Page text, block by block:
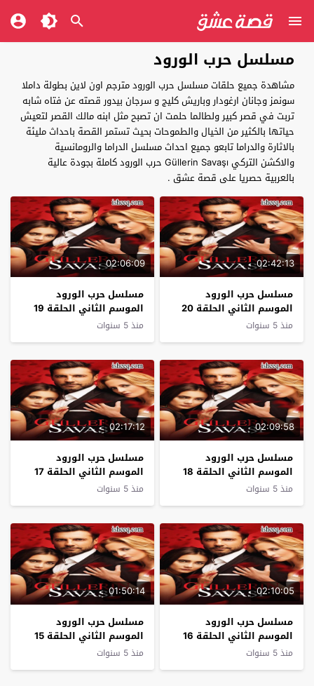
مسلسل حرب الورود
مشاهدة جميع حلقات مسلسل حرب الورود مترجم اون لاين بطولة داملا
سونمز وجانان ارغودار وباريش كليج و سرجان بيدور قصته عن فتاه شابه
تربت في قصر كبير ولطالما حلمت ان تصبح مثل ابنه مالك القصر لتعيش
حياتها بالكثير من الخيال والطموحات بحيث تستمر القصة باحداث مليئة
بالاثارة والدراما تابعو جميع احداث مسلسل الدراما والرومانسية
والاكشن التركي Güllerin Savaşı حرب الورود كاملة بجودة عالية
بالعربية حصريا على قصة عشق .
02:42:13
مسلسل حرب الورود
الموسم الثاني الحلقة 20
نهاية الموسم
منذ 5 سنوات
02:06:09
مسلسل حرب الورود
الموسم الثاني الحلقة 19
منذ 5 سنوات
02:09:58
مسلسل حرب الورود
الموسم الثاني الحلقة 18
منذ 5 سنوات
02:17:12
مسلسل حرب الورود
الموسم الثاني الحلقة 17
منذ 5 سنوات
02:10:05
مسلسل حرب الورود
الموسم الثاني الحلقة 16
منذ 5 سنوات
01:50:14
مسلسل حرب الورود
الموسم الثاني الحلقة 15
منذ 5 سنوات